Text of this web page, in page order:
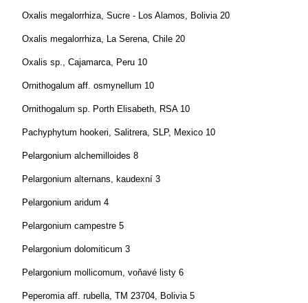
Oxalis megalorrhiza, Sucre - Los Alamos, Bolivia 20
Oxalis megalorrhiza, La Serena, Chile 20
Oxalis sp., Cajamarca, Peru 10
Ornithogalum aff. osmynellum 10
Ornithogalum sp. Porth Elisabeth, RSA 10
Pachyphytum hookeri, Salitrera, SLP, Mexico 10
Pelargonium alchemilloides 8
Pelargonium alternans, kaudexní 3
Pelargonium aridum 4
Pelargonium campestre 5
Pelargonium dolomiticum 3
Pelargonium mollicomum, voňavé listy 6
Peperomia aff. rubella, TM 23704, Bolivia 5